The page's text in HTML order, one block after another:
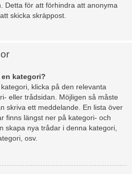
Detta för att förhindra att anonyma
skicka skräppost.
kategori?
klicka på den relevanta
eller trådsidan. Möjligen så måste
skriva ett meddelande. En lista över
finns längst ner på kategori- och
skapa nya trådar i denna kategori,
osv.